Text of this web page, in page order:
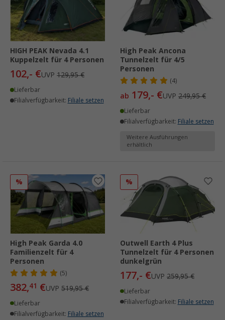
HIGH PEAK Nevada 4.1
Kuppelzelt für 4 Personen
102,- €UVP 129,95 €
Lieferbar
Filialverfügbarkeit: Filiale setzen
High Peak Ancona
Tunnelzelt für 4/5
Personen
(4)
ab 179,- €UVP 249,95 €
Lieferbar
Filialverfügbarkeit: Filiale setzen
Weitere Ausführungen
erhältlich
%
High Peak Garda 4.0
Familienzelt für 4
Personen
(5)
382,41 €UVP 519,95 €
Lieferbar
Filialverfügbarkeit: Filiale setzen
%
Outwell Earth 4 Plus
Tunnelzelt für 4 Personen
dunkelgrün
177,- €UVP 259,95 €
Lieferbar
Filialverfügbarkeit: Filiale setzen